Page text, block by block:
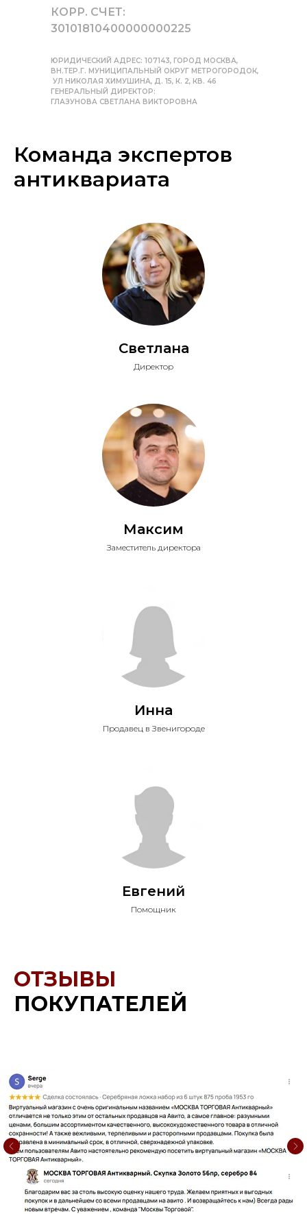
КОРР. СЧЕТ:
30101810400000000225
ЮРИДИЧЕСКИЙ АДРЕС: 107143, ГОРОД МОСКВА,
ВН.ТЕР.Г. МУНИЦИПАЛЬНЫЙ ОКРУГ МЕТРОГОРОДОК,
УЛ НИКОЛАЯ ХИМУШИНА, Д. 15, К. 2, КВ. 46
ГЕНЕРАЛЬНЫЙ ДИРЕКТОР:
ГЛАЗУНОВА СВЕТЛАНА ВИКТОРОВНА
Команда экспертов
антиквариата
Светлана
Директор
Максим
Заместитель директора
Инна
Продавец в Звенигороде
Евгений
Помощник
ОТЗЫВЫ
ПОКУПАТЕЛЕЙ